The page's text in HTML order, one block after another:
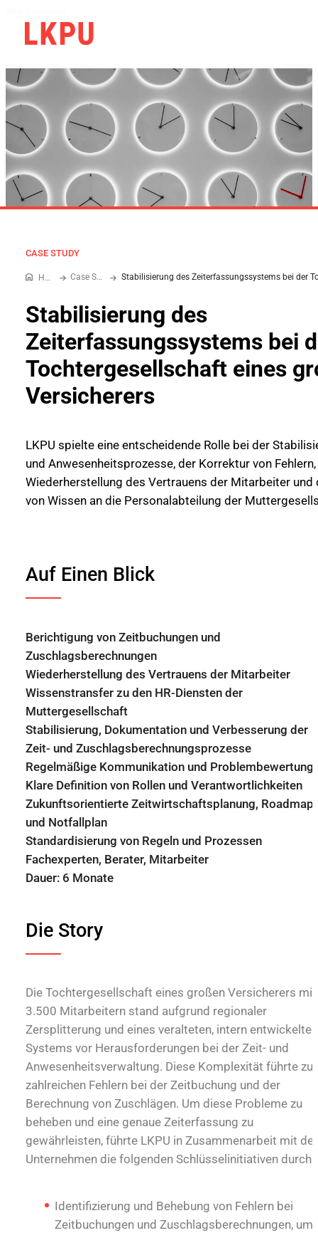
CASE STUDY
Home Case Study
Stabilisierung des
Zeiterfassungssystems bei
Tochtergesellschaft eines
Versicherers
LKPU spielte eine entscheidende Rolle bei der
und Anwesenheitsprozesse, der Korrektur von
Wiederherstellung des Vertrauens der Mitarbeiter und
von Wissen an die Personalabteilung der
Auf Einen Blick
Berichtigung von Zeitbuchungen und
Zuschlagsberechnungen
Wiederherstellung des Vertrauens der Mitarbeiter
Wissenstransfer zu den HR-Diensten der
Muttergesellschaft
Stabilisierung, Dokumentation und Verbesserung der
Zeit- und Zuschlagsberechnungsprozesse
Regelmäßige Kommunikation und Problembewertung
Klare Definition von Rollen und Verantwortlichkeiten
Zukunftsorientierte Zeitwirtschaftsplanung, Roadmap
und Notfallplan
Standardisierung von Regeln und Prozessen
Fachexperten, Berater, Mitarbeiter
Dauer: 6 Monate
Die Story
Die Tochtergesellschaft eines großen Versicherers mit
3.500 Mitarbeitern stand aufgrund regionaler
Zersplitterung und eines veralteten, intern entwickelten
Systems vor Herausforderungen bei der Zeit- und
Anwesenheitsverwaltung. Diese Komplexität führte zu
zahlreichen Fehlern bei der Zeitbuchung und der
Berechnung von Zuschlägen. Um diese Probleme zu
beheben und eine genaue Zeiterfassung zu
gewährleisten, führte LKPU in Zusammenarbeit mit
Unternehmen die folgenden Schlüsselinitiativen durch:
Identifizierung und Behebung von Fehlern bei
Zeitbuchungen und Zuschlagsberechnungen, um